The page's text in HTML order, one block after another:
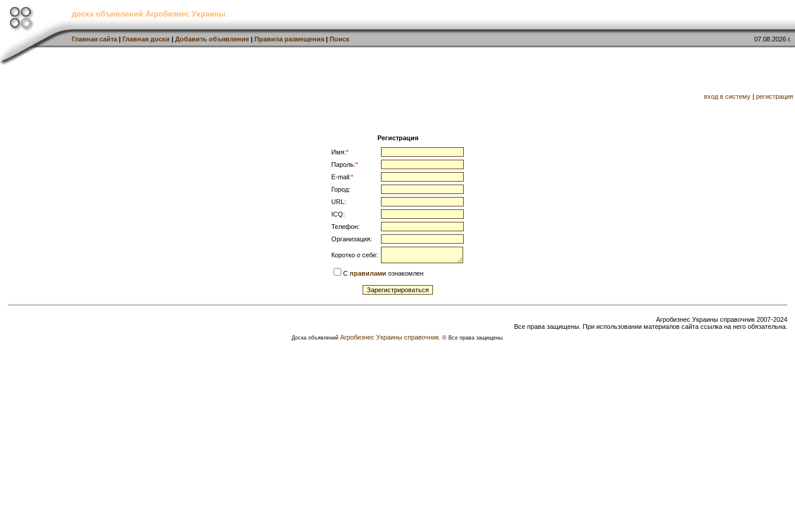
доска объявлений Агробизнес Украины
Главная сайта | Главная доски | Добавить объявление | Правила размещения | Поиск 07.08.2026 г.
вход в систему | регистрация
Регистрация
Имя:*
Пароль:*
E-mail:*
Город:
URL:
ICQ:
Телефон:
Организация:
Коротко о себе:
С правилами ознакомлен
Агробизнес Украины справочник 2007-2024
Все права защищены. При использовании материалов сайта ссылка на него обязательна.
Доска объявлений Агробизнес Украины справочник. © Все права защищены.